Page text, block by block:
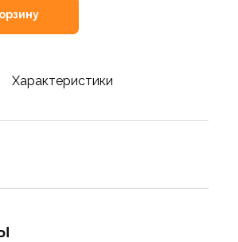
Характеристики